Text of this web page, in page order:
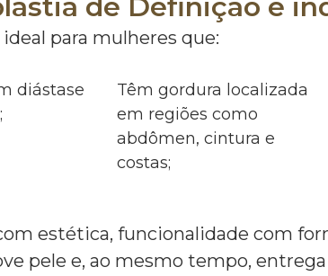
de Definição é
para mulheres que:
diástase
Têm gordura localizada
em regiões como
abdômen, cintura e
costas;
estética, funcionalidade com
pele e, ao mesmo tempo, entrega